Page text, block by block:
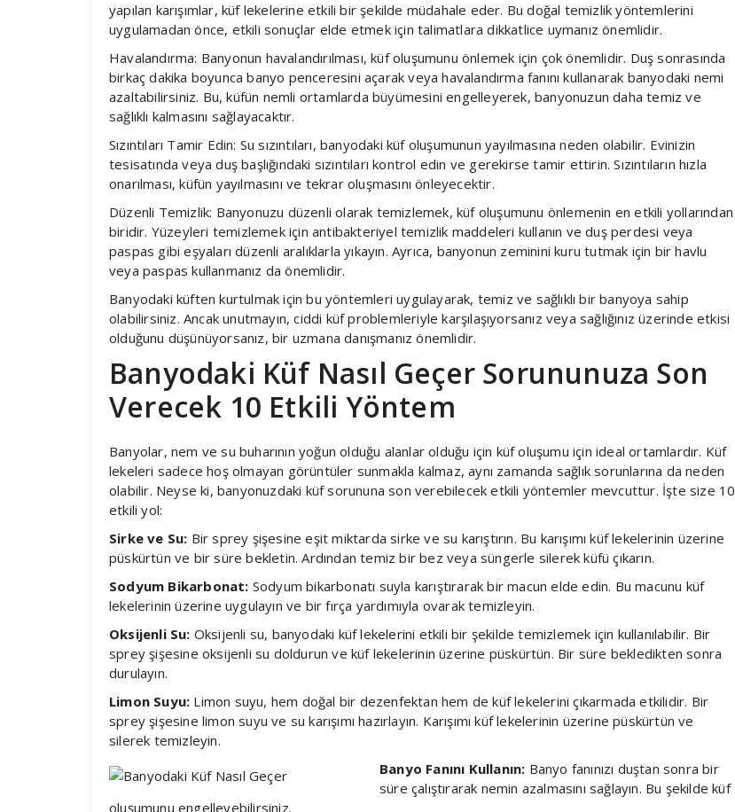
yapılan karışımlar, küf lekelerine etkili bir şekilde müdahale eder. Bu doğal temizlik yöntemlerini
uygulamadan önce, etkili sonuçlar elde etmek için talimatlara dikkatlice uymanız önemlidir.
Havalandırma: Banyonun havalandırılması, küf oluşumunu önlemek için çok önemlidir. Duş sonrasında
birkaç dakika boyunca banyo penceresini açarak veya havalandırma fanını kullanarak banyodaki nemi
azaltabilirsiniz. Bu, küfün nemli ortamlarda büyümesini engelleyerek, banyonuzun daha temiz ve
sağlıklı kalmasını sağlayacaktır.
Sızıntıları Tamir Edin: Su sızıntıları, banyodaki küf oluşumunun yayılmasına neden olabilir. Evinizin
tesisatında veya duş başlığındaki sızıntıları kontrol edin ve gerekirse tamir ettirin. Sızıntıların hızla
onarılması, küfün yayılmasını ve tekrar oluşmasını önleyecektir.
Düzenli Temizlik: Banyonuzu düzenli olarak temizlemek, küf oluşumunu önlemenin en etkili yollarından
biridir. Yüzeyleri temizlemek için antibakteriyel temizlik maddeleri kullanın ve duş perdesi veya
paspas gibi eşyaları düzenli aralıklarla yıkayın. Ayrıca, banyonun zeminini kuru tutmak için bir havlu
veya paspas kullanmanız da önemlidir.
Banyodaki küften kurtulmak için bu yöntemleri uygulayarak, temiz ve sağlıklı bir banyoya sahip
olabilirsiniz. Ancak unutmayın, ciddi küf problemleriyle karşılaşıyorsanız veya sağlığınız üzerinde etkisi
olduğunu düşünüyorsanız, bir uzmana danışmanız önemlidir.
Banyodaki Küf Nasıl Geçer Sorununuza Son
Verecek 10 Etkili Yöntem
Banyolar, nem ve su buharının yoğun olduğu alanlar olduğu için küf oluşumu için ideal ortamlardır. Küf
lekeleri sadece hoş olmayan görüntüler sunmakla kalmaz, aynı zamanda sağlık sorunlarına da neden
olabilir. Neyse ki, banyonuzdaki küf sorununa son verebilecek etkili yöntemler mevcuttur. İşte size 10
etkili yol:
Sirke ve Su: Bir sprey şişesine eşit miktarda sirke ve su karıştırın. Bu karışımı küf lekelerinin üzerine
püskürtün ve bir süre bekletin. Ardından temiz bir bez veya süngerle silerek küfü çıkarın.
Sodyum Bikarbonat: Sodyum bikarbonatı suyla karıştırarak bir macun elde edin. Bu macunu küf
lekelerinin üzerine uygulayın ve bir fırça yardımıyla ovarak temizleyin.
Oksijenli Su: Oksijenli su, banyodaki küf lekelerini etkili bir şekilde temizlemek için kullanılabilir. Bir
sprey şişesine oksijenli su doldurun ve küf lekelerinin üzerine püskürtün. Bir süre bekledikten sonra
durulayın.
Limon Suyu: Limon suyu, hem doğal bir dezenfektan hem de küf lekelerini çıkarmada etkilidir. Bir
sprey şişesine limon suyu ve su karışımı hazırlayın. Karışımı küf lekelerinin üzerine püskürtün ve
silerek temizleyin.
Banyo Fanını Kullanın: Banyo fanınızı duştan sonra bir
süre çalıştırarak nemin azalmasını sağlayın. Bu şekilde küf
oluşumunu engelleyebilirsiniz.